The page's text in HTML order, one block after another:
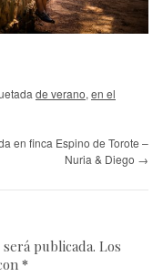
de verano, en el
en finca Espino de Torote –
Nuria & Diego →
publicada. Los
*